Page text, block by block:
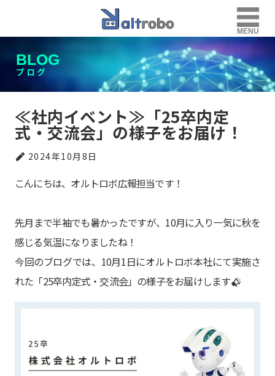
MENU
BLOG
ブログ
≪社内イベント≫「25卒内定
式・交流会」の様子をお届け！
2024年10月8日
こんにちは、オルトロボ広報担当です！
先月まで半袖でも暑かったですが、10月に入り一気に秋を
感じる気温になりましたね！
今回のブログでは、10月1日にオルトロボ本社にて実施さ
れた「25卒内定式・交流会」の様子をお届けします